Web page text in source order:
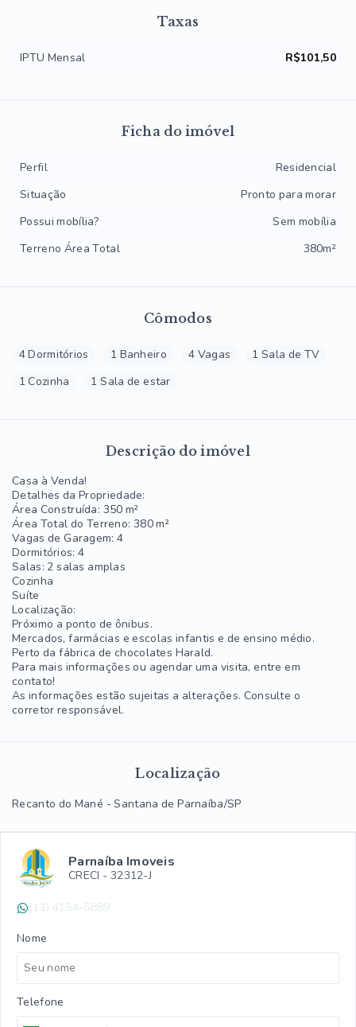
Cômodos
4 Dormitórios 1 Banheiro 4 Vagas
1 Sala de TV
1 Cozinha
1 Sala de estar
Descrição do imóvel
Casa à Venda!
Detalhes da Propriedade:
Área Construída: 350 m²
Área Total do Terreno: 380 m²
Vagas de Garagem: 4
Dormitórios: 4
Salas: 2 salas amplas
Cozinha
Suíte
Localização:
Próximo a ponto de ônibus.
Mercados, farmácias e escolas infantis e de ensino médio.
Perto da fábrica de chocolates Harald.
Para mais informações ou agendar uma visita, entre em
contato!
As informações estão sujeitas a alterações. Consulte o
corretor responsável.
Localização
Recanto do Mané - Santana de Parnaíba/SP
Taxas
IPTU Mensal R$101,50
Ficha do imóvel
Perfil
Residencial
Situação
Pronto para morar
Possui mobília?
Sem mobília
Terreno Área Total
380m²
Parnaíba Imoveis
CRECI - 32312-J
(11) 4154-5889
Nome
Telefone